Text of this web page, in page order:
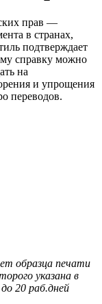
прав —
в странах,
подтверждает
справку можно
на
и упрощения
переводов.
образца печати
указана в
20 раб.дней